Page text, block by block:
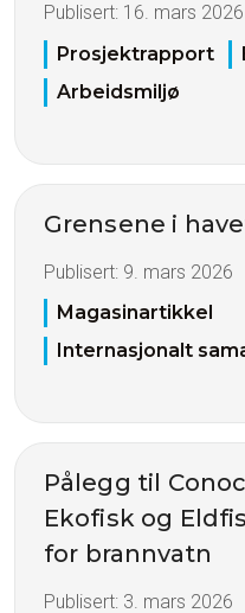
Publisert: 16. mars 2026
Prosjektrapport
Arbeidsmiljø
Grensene i
Publisert: 9. mars 2026
Magasinartikkel
Internasjonalt
Pålegg til
Ekofisk og
for brannvatn
Publisert: 3. mars 2026